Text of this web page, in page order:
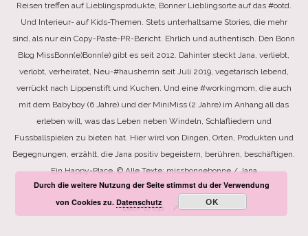
Reisen treffen auf Lieblingsprodukte, Bonner Lieblingsorte auf das #ootd.
Und Interieur- auf Kids-Themen. Stets unterhaltsame Stories, die mehr
sind, als nur ein Copy-Paste-PR-Bericht. Ehrlich und authentisch. Den Bonn
Blog MissBonn(e)Bonn(e) gibt es seit 2012. Dahinter steckt Jana, verliebt,
verlobt, verheiratet, Neu-#hausherrin seit Juli 2019, vegetarisch lebend,
verrückt nach Lippenstift und Kuchen. Und eine #workingmom, die auch
mit dem Babyboy (6 Jahre) und der MiniMiss (2 Jahre) im Anhang all das
erleben will, was das Leben neben Windeln, Schlafliedern und
Fussballspielen zu bieten hat. Hier wird von Dingen, Orten, Produkten und
Begegnungen, erzählt, die Jana positiv begeistern, berühren, beschäftigen.
Ein Happy-Place. © Alle Texte: missbonnebonne / Jana
Back to top
Durch die weitere Nutzung der Seite stimmst du der Verwendung
von Cookies zu.Datenschutz OK